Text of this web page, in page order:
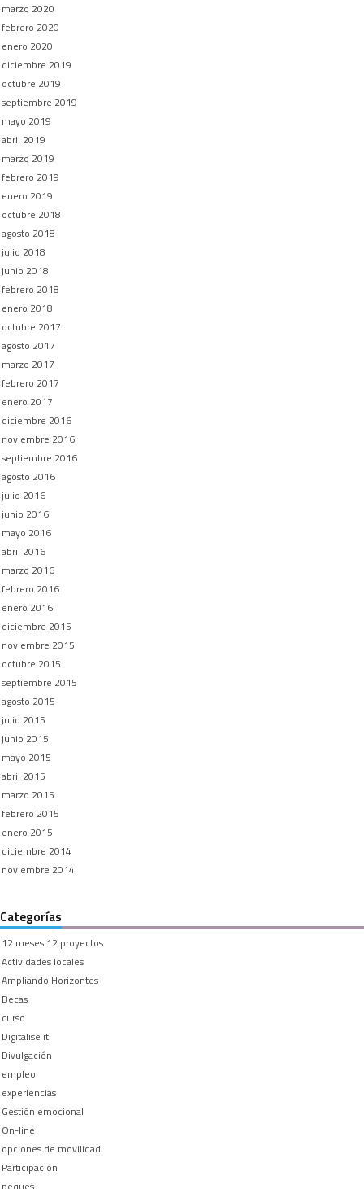
marzo 2020
febrero 2020
enero 2020
diciembre 2019
octubre 2019
septiembre 2019
mayo 2019
abril 2019
marzo 2019
febrero 2019
enero 2019
octubre 2018
agosto 2018
julio 2018
junio 2018
febrero 2018
enero 2018
octubre 2017
agosto 2017
marzo 2017
febrero 2017
enero 2017
diciembre 2016
noviembre 2016
septiembre 2016
agosto 2016
julio 2016
junio 2016
mayo 2016
abril 2016
marzo 2016
febrero 2016
enero 2016
diciembre 2015
noviembre 2015
octubre 2015
septiembre 2015
agosto 2015
julio 2015
junio 2015
mayo 2015
abril 2015
marzo 2015
febrero 2015
enero 2015
diciembre 2014
noviembre 2014
Categorías
12 meses 12 proyectos
Actividades locales
Ampliando Horizontes
Becas
curso
Digitalise it
Divulgación
empleo
experiencias
Gestión emocional
On-line
opciones de movilidad
Participación